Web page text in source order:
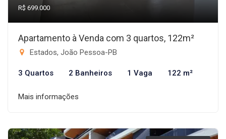
R$ 699.000
Apartamento à Venda com 3 quartos, 122m²
Estados, João Pessoa-PB
3 Quartos 2 Banheiros 1 Vaga 122 m²
Mais informações